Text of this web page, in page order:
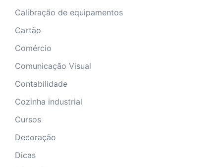
Calibração de equipamentos
Cartão
Comércio
Comunicação Visual
Contabilidade
Cozinha industrial
Cursos
Decoração
Dicas